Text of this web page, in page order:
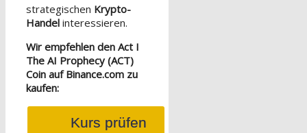
strategischen Krypto-
Handel interessieren.
Wir empfehlen den Act I
The AI Prophecy (ACT)
Coin auf Binance.com zu
kaufen:
Kurs prüfen